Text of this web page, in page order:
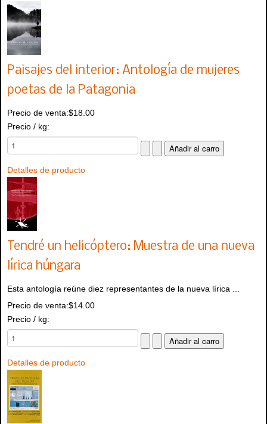
Paisajes del interior: Antología de mujeres
poetas de la Patagonia
Precio de venta:$18.00
Precio / kg:
Detalles de producto
Tendré un helicóptero: Muestra de una nueva
lírica húngara
Esta antología reúne diez representantes de la nueva lírica ...
Precio de venta:$14.00
Precio / kg:
Detalles de producto